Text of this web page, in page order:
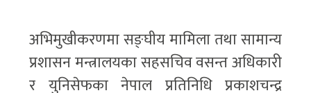
अभिमुखीकरणमा सङ्घीय मामिला तथा सामान्य
प्रशासन मन्त्रालयका सहसचिव वसन्त अधिकारी
र युनिसेफका नेपाल प्रतिनिधि प्रकाशचन्द्र